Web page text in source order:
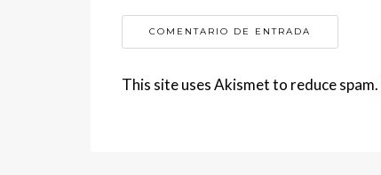
This site uses Akismet to reduce spam.